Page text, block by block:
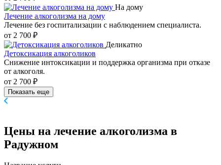
На дому
Лечение алкоголизма на дому
Лечение без госпитализации с наблюдением специалиста.
от 2 700 ₽
Деликатно
Детоксикация алкоголиков
Снижение интоксикации и поддержка организма при отказе
от алкоголя.
от 2 700 ₽
Показать еще
Цены на лечение алкоголизма в
Радужном